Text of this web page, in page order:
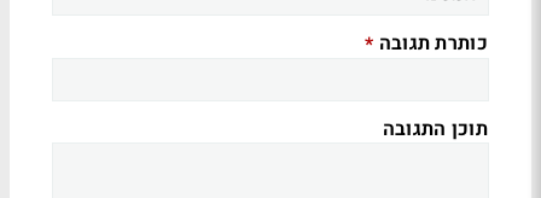
כותרת תגובה *
תוכן התגובה